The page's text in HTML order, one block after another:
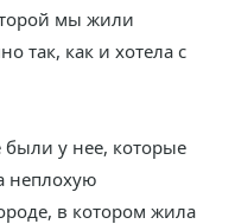
мы жили
так, как и хотела с
были у нее, которые
неплохую
в котором жила